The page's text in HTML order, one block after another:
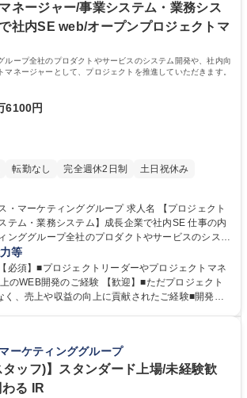
(Docker,Kubernetesなど) 学歴・資格 学歴：大学院 大学 語学力： 資格：
ネージャー/事業システム・業務シス
社内SE web/オープンプロジェクトマ
ループ全社のプロダクトやサービスのシステム開発や、社内向
マネージャーとして、プロジェクトを推進していただきます。
6100円
転勤なし 完全週休2日制 土日祝休み
ィンググループ 求人名 【プロジェクト
ム・業務システム】成長企業で社内SE 仕事の内
ンググループ全社のプロダクトやサービスのシステ
ステムのプロジェクトマネージャーとして、プロジ
業務として手を動かして
せんが、開発チーム・事業サイドと密にコミュニケ
にコミットしていただきます。 【詳細】■プロジ
ネジメント 募集職種 【プロジェクト
テム・業務システム】成長企業で社内SE
等
必須】■プロジェクトリーダーやプロジェクトマネ
ご経験 【歓迎】■ただプロジェクト
く、売上や収益の向上に貢献されたご経験■開発チ
ーケティンググループ
タッフ)】スタンダード上場/未経験歓
る IR